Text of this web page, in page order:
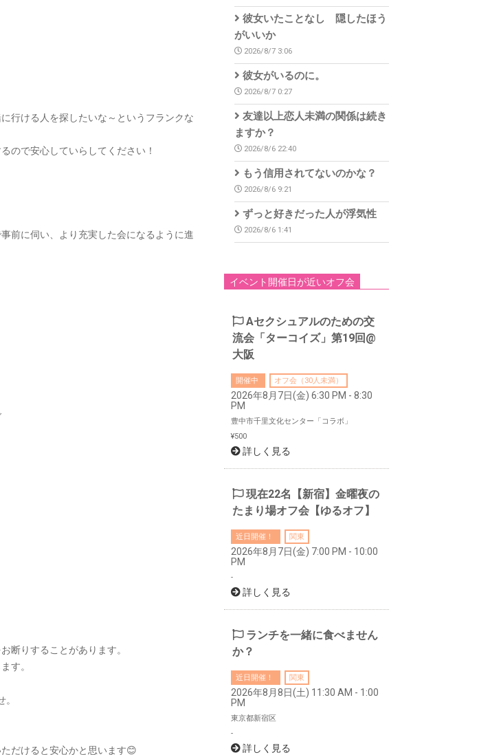
行ける人を探したいな～というフランクな
ので安心していらしてください！
前に伺い、より充実した会になるように進
断りすることがあります。
す。
だけると安心かと思います😊
彼女いたことなし 隠したほう
がいいか
2026/8/7 3:06
彼女がいるのに。
2026/8/7 0:27
友達以上恋人未満の関係は続き
ますか？
2026/8/6 22:40
もう信用されてないのかな？
2026/8/6 9:21
ずっと好きだった人が浮気性
2026/8/6 1:41
イベント開催日が近いオフ会
Aセクシュアルのための交
流会「ターコイズ」第19回@
大阪
開催中 オフ会（30人未満）
2026年8月7日(金) 6:30 PM - 8:30
PM
豊中市千里文化センター「コラボ」
¥500
詳しく見る
現在22名【新宿】金曜夜の
たまり場オフ会【ゆるオフ】
近日開催！ 関東
2026年8月7日(金) 7:00 PM - 10:00
PM
-
詳しく見る
ランチを一緒に食べません
か？
近日開催！ 関東
2026年8月8日(土) 11:30 AM - 1:00
PM
東京都新宿区
-
詳しく見る